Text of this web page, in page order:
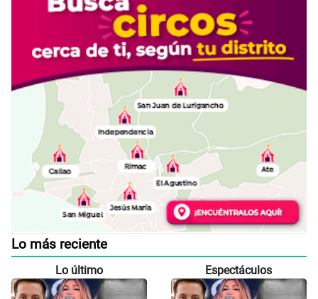
Lo más reciente
Lo último Espectáculos